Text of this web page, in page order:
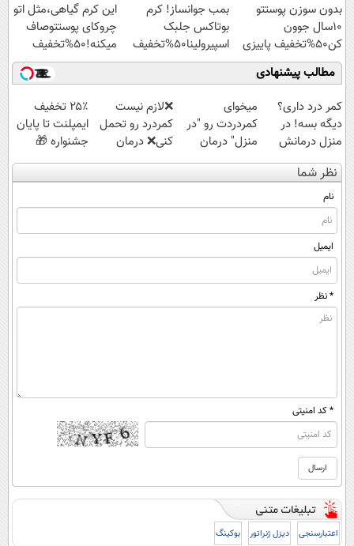
ویژه
بدون سوزن پوستتو
10سال جوون
کن50%تخفیف پاییزی
بمب جوانساز! کرم
بوتاکس جلبک
اسپیرولینا50%تخفیف
این کرم گیاهی،مثل اتو
چروکای پوستتوصاف
میکنه!50%تخفیف
مطالب پیشنهادی
کمر درد داری؟
دیگه بسه! در
منزل درمانش
کن
(◀پرسش‌نامه)
میخوای
کمردردت رو "در
منزل" درمان
کنی؟ (◂فیلم +
◂پرسش‌نامه)
❌لازم نیست
کمردرد رو تحمل
کنی❌ درمان
بدون جراحی و
قرص
۲۵٪ تخفیف
ایمپلنت تا پایان
جشنواره 🎁
نظر شما
نام
ایمیل
* نظر
* کد امنیتی
اعتبارسنجی دیزل ژنراتور بوکینگ